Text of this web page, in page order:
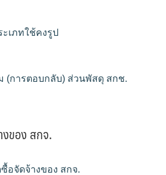
เภทใช้คงรูป
(การตอบกลับ) ส่วนพัสดุ สกช.
ของ สกจ.
อจัดจ้างของ สกจ.